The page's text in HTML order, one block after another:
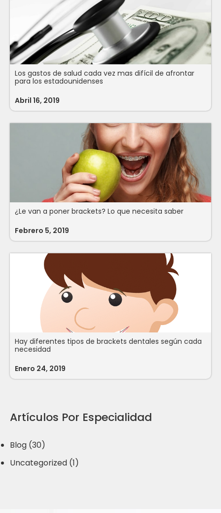
Los gastos de salud cada vez mas difícil de afrontar
para los estadounidenses
Abril 16, 2019
¿Le van a poner brackets? Lo que necesita saber
Febrero 5, 2019
Hay diferentes tipos de brackets dentales según cada
necesidad
Enero 24, 2019
Artículos Por Especialidad
Blog (30)
Uncategorized (1)